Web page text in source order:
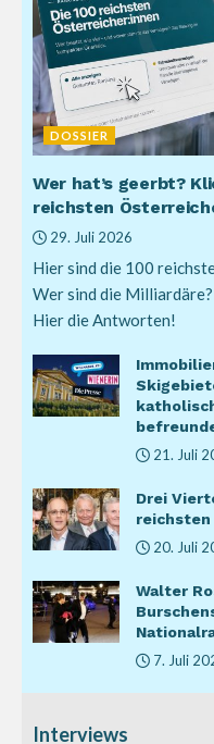
DOSSIER
Wer hat’s geerbt?
reichsten
29. Juli 2026
Hier sind die 100
Wer sind die
Hier die Antworten!
21. Juli
Drei
20. Juli
Walter
7. Juli
Interviews